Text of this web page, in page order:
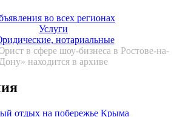
во всех регионах
Услуги
нотариальные
в сфере шоу-бизнеса в Ростове-на-
Дону» находится в архиве
отдых на побережье Крыма